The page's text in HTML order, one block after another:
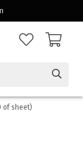
of sheet)